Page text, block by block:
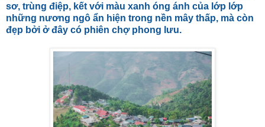
sơ, trùng điệp, kết với màu xanh óng ánh của lớp lớp
những nương ngô ẩn hiện trong nền mây thấp, mà còn
đẹp bởi ở đây có phiên chợ phong lưu.